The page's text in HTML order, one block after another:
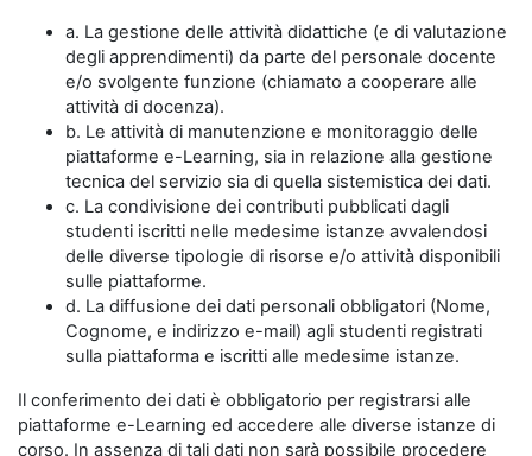
a. La gestione delle attività didattiche (e di valutazione
degli apprendimenti) da parte del personale docente
e/o svolgente funzione (chiamato a cooperare alle
attività di docenza).
b. Le attività di manutenzione e monitoraggio delle
piattaforme e-Learning, sia in relazione alla gestione
tecnica del servizio sia di quella sistemistica dei dati.
c. La condivisione dei contributi pubblicati dagli
studenti iscritti nelle medesime istanze avvalendosi
delle diverse tipologie di risorse e/o attività disponibili
sulle piattaforme.
d. La diffusione dei dati personali obbligatori (Nome,
Cognome, e indirizzo e-mail) agli studenti registrati
sulla piattaforma e iscritti alle medesime istanze.
Il conferimento dei dati è obbligatorio per registrarsi alle
piattaforme e-Learning ed accedere alle diverse istanze di
corso. In assenza di tali dati non sarà possibile procedere